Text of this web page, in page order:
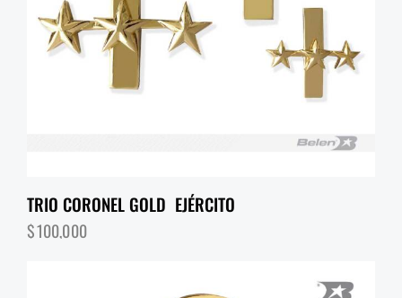
TRIO CORONEL GOLD EJÉRCITO
$100,000